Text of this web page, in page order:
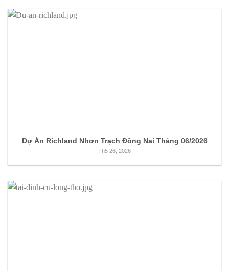
Dự Án Richland Nhơn Trạch Đồng Nai Tháng 06/2026
Th5 26, 2026